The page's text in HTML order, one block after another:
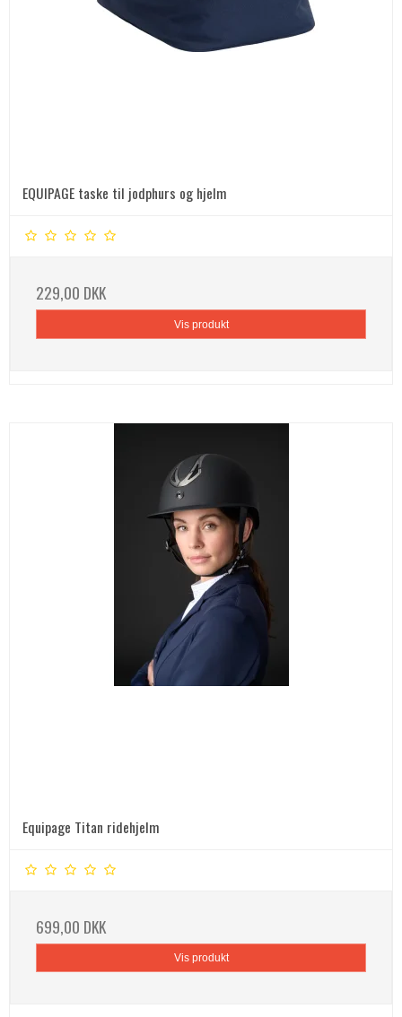
EQUIPAGE taske til jodphurs og hjelm
229,00 DKK
Vis produkt
Equipage Titan ridehjelm
699,00 DKK
Vis produkt